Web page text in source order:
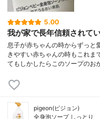
5.00
我が家で長年信頼されて
息子が赤ちゃんの時からずっと
きやすい赤ちゃんの時もこれま
てもしかしたらこのソープのお
pigeon(ピジョン)
全身泡ソープ しっとり